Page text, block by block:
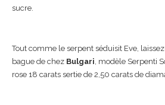
sucre.
Tout comme le serpent séduisit Eve,
bague de chez Bulgari , modèle Serpenti
rose 18 carats sertie de 2,50 carats de